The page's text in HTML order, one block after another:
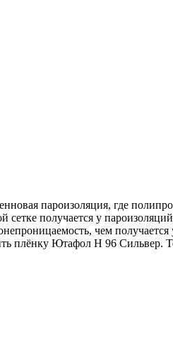
пароизоляция, где
сетке получается у
чем
плёнку Ютафол Н 96 Сильвер.